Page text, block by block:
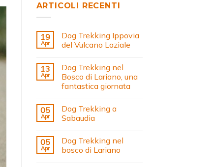
ARTICOLI RECENTI
19
Apr
Dog Trekking Ippovia
del Vulcano Laziale
13
Apr
Dog Trekking nel
Bosco di Lariano, una
fantastica giornata
05
Apr
Dog Trekking a
Sabaudia
05
Apr
Dog Trekking nel
bosco di Lariano